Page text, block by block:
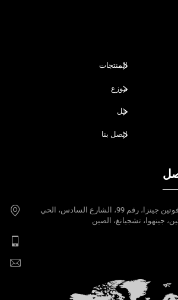
المنتجات
موزع
حل
اتصل بنا
الغرفة 2207، المبنى باء، فوتين جينزا، رقم 99، الشارع السادس، الحي
جينهوا، تشجيانغ، الصين